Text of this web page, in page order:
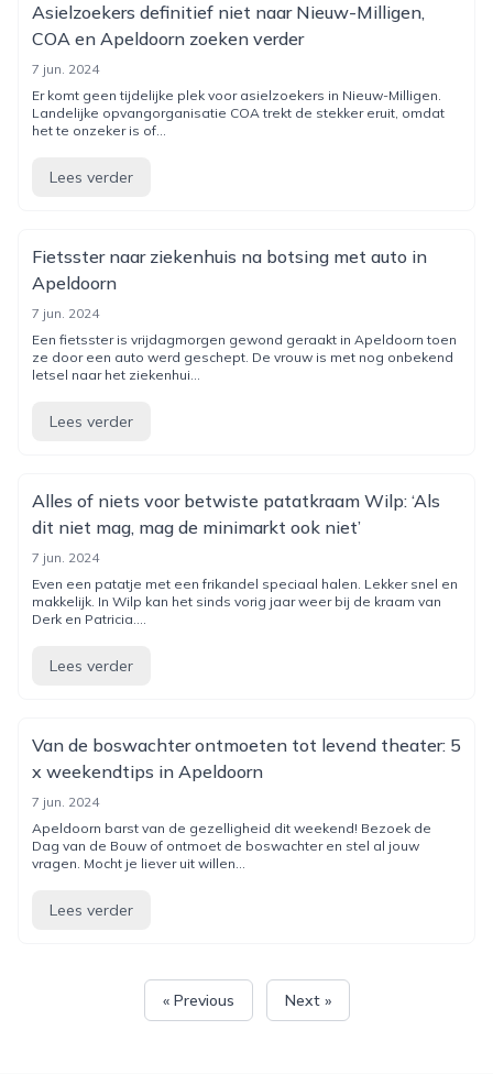
Asielzoekers definitief niet naar Nieuw-Milligen,
COA en Apeldoorn zoeken verder
7 jun. 2024
Er komt geen tijdelijke plek voor asielzoekers in Nieuw-Milligen.
Landelijke opvangorganisatie COA trekt de stekker eruit, omdat
het te onzeker is of...
Lees verder
Fietsster naar ziekenhuis na botsing met auto in
Apeldoorn
7 jun. 2024
Een fietsster is vrijdagmorgen gewond geraakt in Apeldoorn toen
ze door een auto werd geschept. De vrouw is met nog onbekend
letsel naar het ziekenhui...
Lees verder
Alles of niets voor betwiste patatkraam Wilp: ‘Als
dit niet mag, mag de minimarkt ook niet’
7 jun. 2024
Even een patatje met een frikandel speciaal halen. Lekker snel en
makkelijk. In Wilp kan het sinds vorig jaar weer bij de kraam van
Derk en Patricia....
Lees verder
Van de boswachter ontmoeten tot levend theater: 5
x weekendtips in Apeldoorn
7 jun. 2024
Apeldoorn barst van de gezelligheid dit weekend! Bezoek de
Dag van de Bouw of ontmoet de boswachter en stel al jouw
vragen. Mocht je liever uit willen...
Lees verder
« Previous Next »